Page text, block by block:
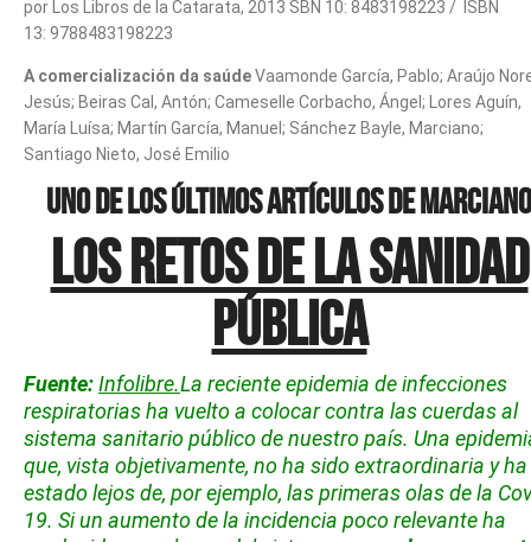
por Los Libros de la Catarata, 2013 SBN 10: 8483198223 / ISBN
13: 9788483198223
A comercialización da saúdeVaamonde García, Pablo; Araújo
Jesús; Beiras Cal, Antón; Cameselle Corbacho, Ángel; Lores Aguín,
María Luísa; Martín García, Manuel; Sánchez Bayle, Marciano;
Santiago Nieto, José Emilio
Uno de los últimos artículos de Marciano
Los retos de la sanidad
pública
Fuente:Infolibre.La reciente epidemia de infecciones
respiratorias ha vuelto a colocar contra las cuerdas al
sistema sanitario público de nuestro país. Una
que, vista objetivamente, no ha sido extraordinaria y ha
estado lejos de, por ejemplo, las primeras olas de la
19. Si un aumento de la incidencia poco relevante ha